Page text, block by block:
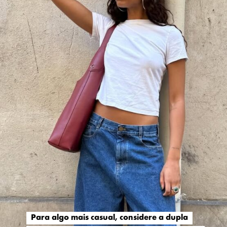
Para algo mais casual, considere a dupla
Para algo mais casual, considere a dupla